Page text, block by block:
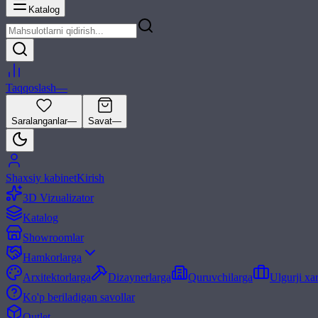
Katalog
Taqqoslash—
Saralanganlar— Savat—
Shaxsiy kabinetKirish
3D Vizualizator
Katalog
Showroomlar
Hamkorlarga
Arxitektorlarga
Dizaynerlarga Quruvchilarga
Ulgurji
Ko'p beriladigan savollar